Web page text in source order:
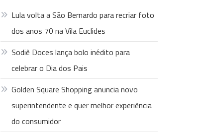
Lula volta a São Bernardo para recriar foto
dos anos 70 na Vila Euclides
Sodiê Doces lança bolo inédito para
celebrar o Dia dos Pais
Golden Square Shopping anuncia novo
superintendente e quer melhor experiência
do consumidor